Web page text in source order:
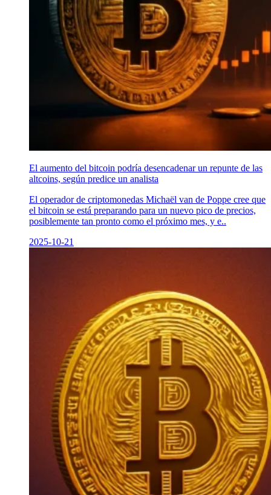
El aumento del bitcoin podría desencadenar un repunte de las
altcoins, según predice un analista
El operador de criptomonedas Michaël van de Poppe cree que
el bitcoin se está preparando para un nuevo pico de precios,
posiblemente tan pronto como el próximo mes, y e..
2025-10-21